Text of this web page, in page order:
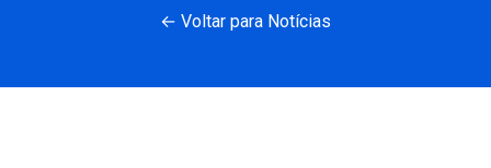
← Voltar para Notícias